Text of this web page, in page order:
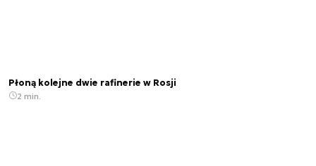
Płoną kolejne dwie rafinerie w Rosji
2 min.